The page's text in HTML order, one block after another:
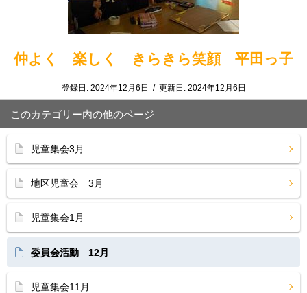
仲よく 楽しく きらきら笑顔 平田っ子
登録日: 2024年12月6日 / 更新日: 2024年12月6日
このカテゴリー内の他のページ
児童集会3月
地区児童会 3月
児童集会1月
委員会活動 12月
児童集会11月